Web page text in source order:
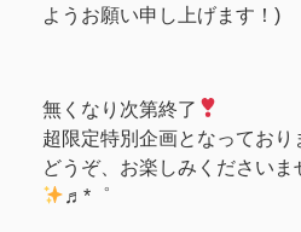
ようお願い申し上げます！)
無くなり次第終了
超限定特別企画となっており
どうぞ、お楽しみくださいま
♬*゜